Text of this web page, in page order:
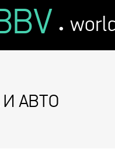
.
АВТО